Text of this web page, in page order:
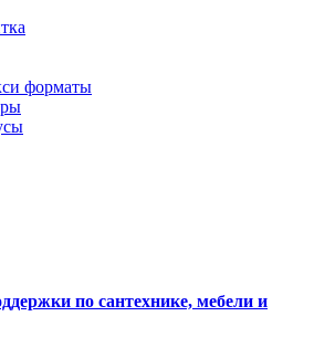
форматы
по сантехнике, мебели и